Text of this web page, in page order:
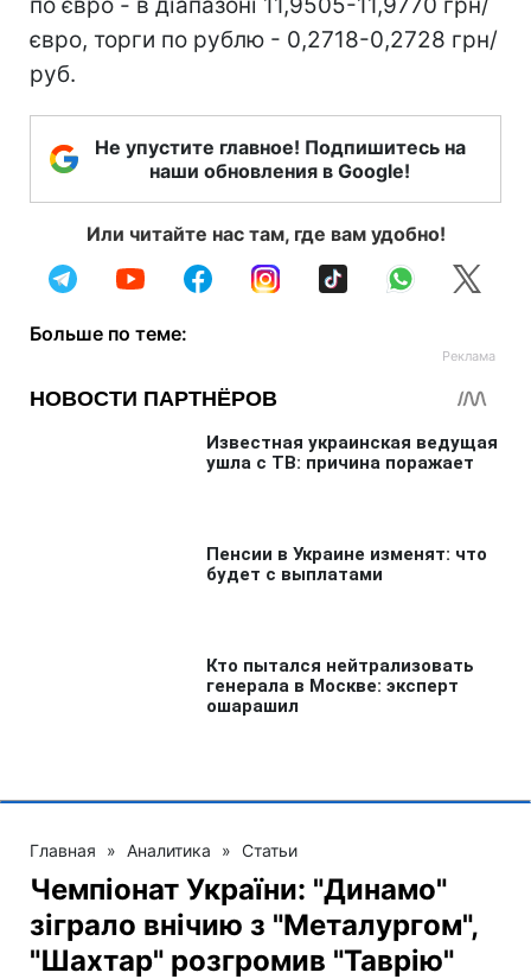
євро, торги по рублю - 0,2718-0,2728 грн/
руб.
Не упустите главное! Подпишитесь на
наши обновления в Google!
Или читайте нас там, где вам удобно!
Больше по теме:
Главная » Аналитика » Статьи
Чемпіонат України: "Динамо"
зіграло внічию з "Металургом",
"Шахтар" розгромив "Таврію"